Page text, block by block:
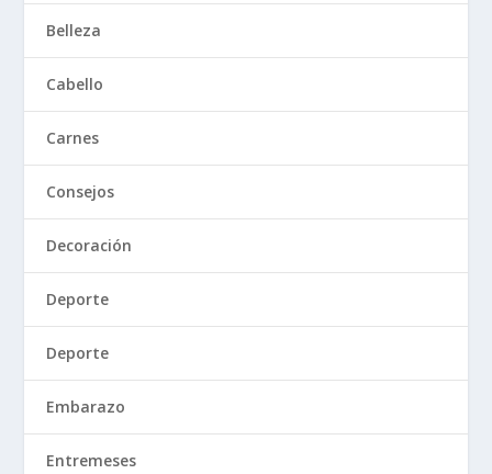
Belleza
Cabello
Carnes
Consejos
Decoración
Deporte
Deporte
Embarazo
Entremeses